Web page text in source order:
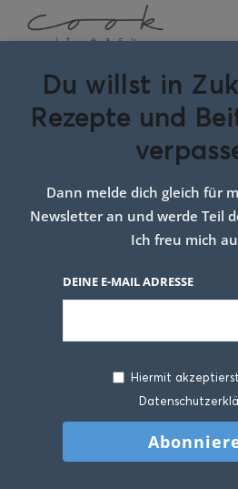
Topfenteig-
29. MÄRZ 2021
Café solo con?
Osterhasen mit
Du willst in
Rezepte und
Dann melde dich gleich für
Newsletter an und werde Teil
Ich freu mich
DEINE E-MAIL ADRESSE
Hiermit